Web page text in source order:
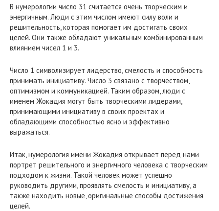
В нумерологии число 31 считается очень творческим и
энергичным. Люди с этим числом имеют силу воли и
решительность, которая помогает им достигать своих
целей. Они также обладают уникальным комбинированным
влиянием чисел 1 и 3.
Число 1 символизирует лидерство, смелость и способность
принимать инициативу. Число 3 связано с творчеством,
оптимизмом и коммуникацией. Таким образом, люди с
именем Жокадия могут быть творческими лидерами,
принимающими инициативу в своих проектах и
обладающими способностью ясно и эффективно
выражаться.
Итак, нумерология имени Жокадия открывает перед нами
портрет решительного и энергичного человека с творческим
подходом к жизни. Такой человек может успешно
руководить другими, проявлять смелость и инициативу, а
также находить новые, оригинальные способы достижения
целей.